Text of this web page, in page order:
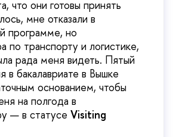
что они готовы принять
мне отказали в
программе, но
по транспорту и логистике,
рада меня видеть. Пятый
в бакалавриате в Вышке
основанием, чтобы
на полгода в
— в статусе Visiting